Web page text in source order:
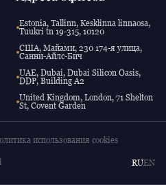
Estonia, Tallinn, Kesklinna linnaosa,
Tuukri tn 19-315, 10120
США, Майами, 230 174-я улица,
Санни-Айлс-Бич
UAE, Dubai, Dubai Silicon Oasis,
DDP, Building A2
United Kingdom, London, 71 Shelton
St, Covent Garden
использования cookies
RUEN